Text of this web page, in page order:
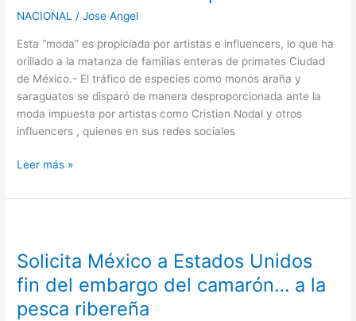
NACIONAL /Jose Angel
Esta “moda” es propiciada por artistas e influencers, lo que ha
orillado a la matanza de familias enteras de primates Ciudad
de México.- El tráfico de especies como monos araña y
saraguatos se disparó de manera desproporcionada ante la
moda impuesta por artistas como Cristian Nodal y otros
influencers , quienes en sus redes sociales
monos
país
Leer más »
Solicita México a Estados Unidos
fin del embargo del camarón… a la
pesca ribereña
a
Estados
Unidos
fin